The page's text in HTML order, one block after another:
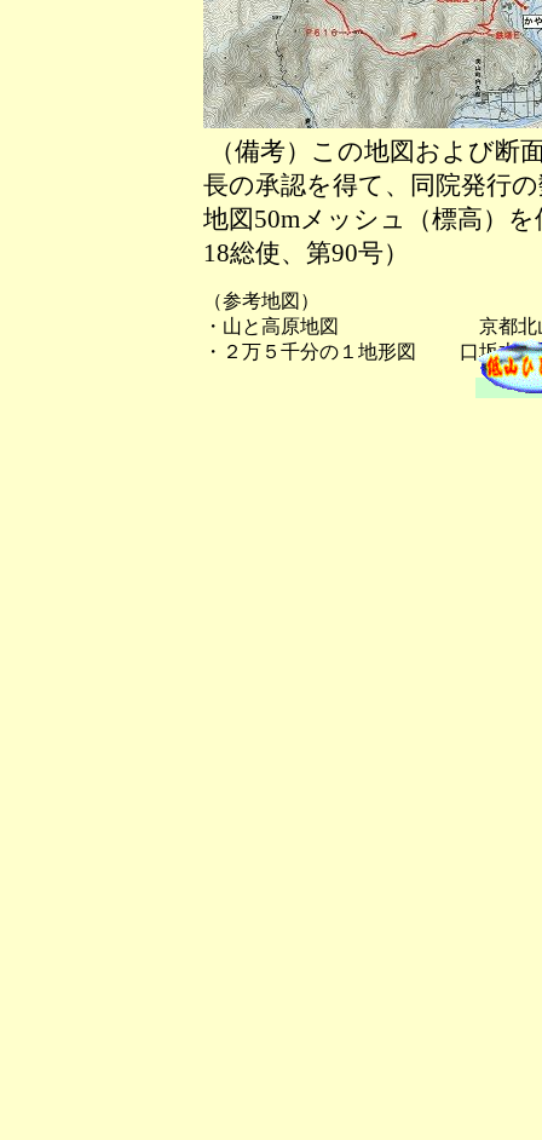
（備考）この地図および断
長の承認を得て、同院発行
地図50mメッシュ（標高）
18総使、第90号）
（参考地図）
・山と高原地図 京都北
・２万５千分の１地形図 口坂本、